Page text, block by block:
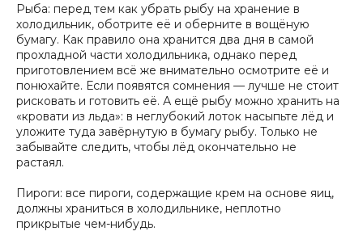
Рыба: перед тем как убрать рыбу на хранение в
холодильник, оботрите её и оберните в вощёную
бумагу. Как правило она хранится два дня в самой
прохладной части холодильника, однако перед
приготовлением всё же внимательно осмотрите её и
понюхайте. Если появятся сомнения — лучше не стоит
рисковать и готовить её. А ещё рыбу можно хранить на
«кровати из льда»: в неглубокий лоток насыпьте лёд и
уложите туда завёрнутую в бумагу рыбу. Только не
забывайте следить, чтобы лёд окончательно не
растаял.
Пироги: все пироги, содержащие крем на основе яиц,
должны храниться в холодильнике, неплотно
прикрытые чем-нибудь.